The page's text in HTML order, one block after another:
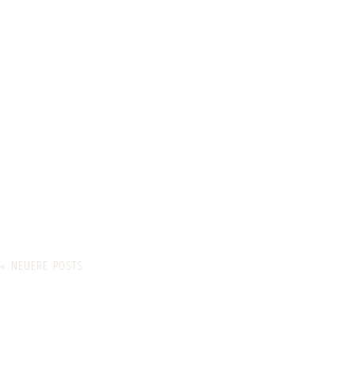
« NEUERE POSTS